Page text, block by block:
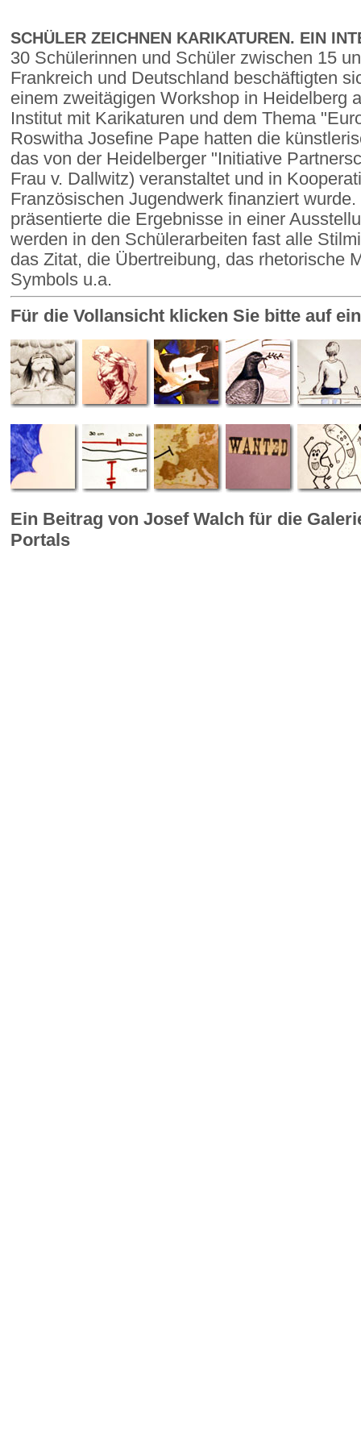
SCHÜLER ZEICHNEN KARIKATUREN. EIN
30 Schülerinnen und Schüler zwischen 15
Frankreich und Deutschland beschäftigten
einem zweitägigen Workshop in Heidelberg
Institut mit Karikaturen und dem Thema
Roswitha Josefine Pape hatten die
das von der Heidelberger "Initiative
Frau v. Dallwitz) veranstaltet und in
Französischen Jugendwerk finanziert
präsentierte die Ergebnisse in einer
werden in den Schülerarbeiten fast alle
das Zitat, die Übertreibung, das rhetorische
Symbols u.a.
Für die Vollansicht klicken Sie bitte auf
Ein Beitrag von Josef Walch für die
Portals